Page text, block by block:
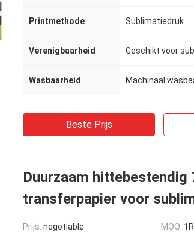
Printmethode Sublimatiedruk
Verenigbaarheid Geschikt voor
Wasbaarheid Machinaal
Beste Prijs
Duurzaam hittebestendig
transferpapier voor
Prijs: negotiable MOQ: